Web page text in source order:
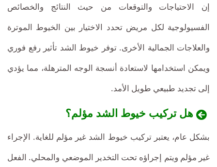
إن الاحتياجات والتوقعات من حيث النتائج والخصائص
الفسيولوجية لكل مريض تحدد الاختيار بين الخيوط الموترة
والعلاجات الجمالية الأخرى. توفر خيوط الشد تأثير رفع فوري
ويمكن استخدامها لاستعادة أنسجة الوجه المترهلة، مما يؤدي
إلى تجديد طبيعي طويل الأمد.
هل تركيب خيوط الشد مؤلم؟
بشكل عام، يعتبر تركيب خيوط الشد غير مؤلم للغاية. الإجراء
غير مؤلم ويتم إجراؤه تحت التخدير الموضعي والمحلي. الفعل